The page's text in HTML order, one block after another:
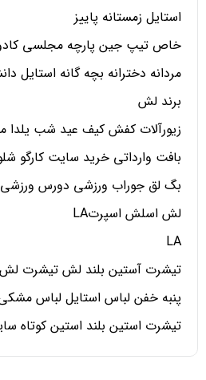
استایل زمستانه پاییز
خاص تیپ جین پارچه مجلسی کادو
مردانه دخترانه بچه گانه استایل
برند لش
زیورآلات کفش کیف عید شب یلدا
بافت وارداتی خرید سایت کارگو
بگ لق جوراب ورزشی دورس ورزشی
لش اسلش اسپرتLA
LA
تیشرت آستین بلند لش تیشرت
پنبه خفن لباس استایل لباس
تیشرت استین بلند استین کوتاه